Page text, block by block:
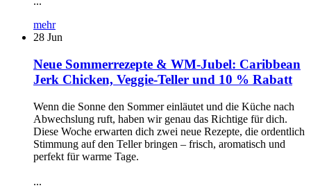
mehr
28 Jun
Neue Sommerrezepte & WM-Jubel: Caribbean
Jerk Chicken, Veggie-Teller und 10 % Rabatt
Wenn die Sonne den Sommer einläutet und die Küche nach
Abwechslung ruft, haben wir genau das Richtige für dich.
Diese Woche erwarten dich zwei neue Rezepte, die ordentlich
Stimmung auf den Teller bringen – frisch, aromatisch und
perfekt für warme Tage.
...